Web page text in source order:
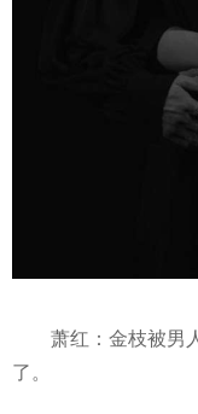
萧红：金枝被男
了。